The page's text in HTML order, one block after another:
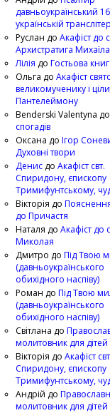
давньоукраїнський
українській
Руслан до Акафіст до
Архистратига Михаїла
Лілія до Гостьова
Ольга до Акафіст
великомученику і
Пантелеймону
Benderski Valentyna до
спогадів
Оксана до Ігор
Духовні твори
Денис до Акафіст свт.
Спиридону, єпископу
Тримифунтському,
Вікторія до
до Причастя
Наталя до Акафіст до
Миколая
Дмитро до Під Твою
(давньоукраїнського
обихідного наспіву)
Роман до Під Твою
(давньоукраїнського
обихідного наспіву)
Світлана до
молитовник для дітей
Вікторія до Акафіст
Спиридону, єпископу
Тримифунтському,
Андрій до
молитовник для дітей